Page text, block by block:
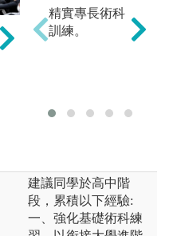
作的教育】戶
精實專長術科
訓練。
建議同學於高中階
段，累積以下經驗:
一、強化基礎術科練